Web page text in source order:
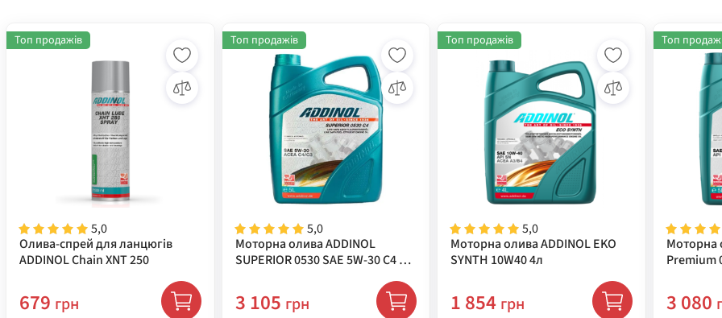
5,0
Олива-спрей для ланцюгів
ADDINOL Chain XNT 250
Топ продажів
679 грн
5,0
Моторна олива ADDINOL
SUPERIOR 0530 SAE 5W-30 C4 5л
Топ продажів
3 105 грн
5,0
Моторна олива ADDINOL EKO
SYNTH 10W40 4л
Топ продажів
1 854 грн
Моторна
Premium
Топ
3 080